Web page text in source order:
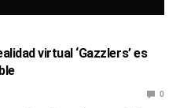
virtual ‘Gazzlers’ es
0